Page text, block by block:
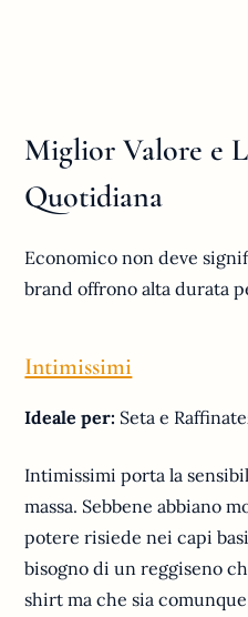
Miglior Valore e
Quotidiana
Economico non deve
brand offrono alta durata
Intimissimi
Ideale per: Seta e
Intimissimi porta la
massa. Sebbene abbiano
potere risiede nei capi
bisogno di un reggiseno
shirt ma che sia